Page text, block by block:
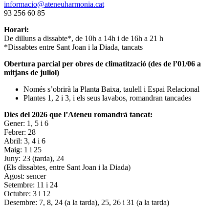
informacio@ateneuharmonia.cat
93 256 60 85
Horari:
De dilluns a dissabte*, de 10h a 14h i de 16h a 21 h
*Dissabtes entre Sant Joan i la Diada, tancats
Obertura parcial per obres de climatització (des de l’01/06 a
mitjans de juliol)
Només s’obrirà la Planta Baixa, taulell i Espai Relacional
Plantes 1, 2 i 3, i els seus lavabos, romandran tancades
Dies del 2026 que l’Ateneu romandrà tancat:
Gener: 1, 5 i 6
Febrer: 28
Abril: 3, 4 i 6
Maig: 1 i 25
Juny: 23 (tarda), 24
(Els dissabtes, entre Sant Joan i la Diada)
Agost: sencer
Setembre: 11 i 24
Octubre: 3 i 12
Desembre: 7, 8, 24 (a la tarda), 25, 26 i 31 (a la tarda)